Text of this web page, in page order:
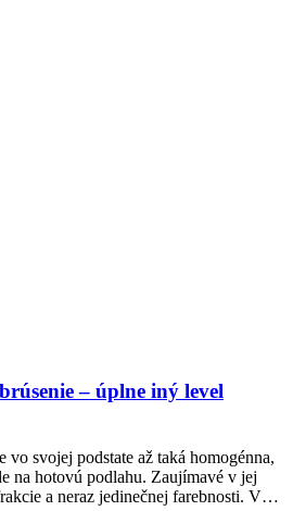
– úplne iný level
svojej podstate až taká homogénna,
na hotovú podlahu. Zaujímavé v jej
a neraz jedinečnej farebnosti. V…